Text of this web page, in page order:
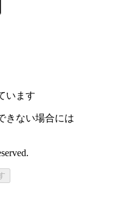
います
きない場合には